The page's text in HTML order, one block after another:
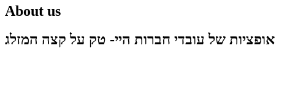
About us
אופציות של עובדי חברות היי- טק על קצה המזלג